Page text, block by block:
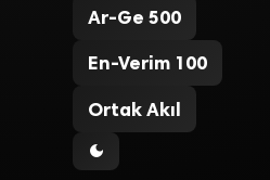
Ar-Ge 500
En-Verim 100
Ortak Akıl